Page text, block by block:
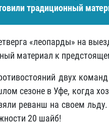
традиционный
«леопарды» на
материал к
двух
сезоне в Уфе, когда
реванш на своем
20 шайб!